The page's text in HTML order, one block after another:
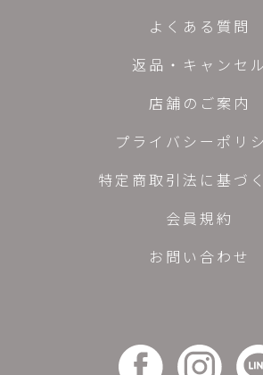
よくある質問
返品・キャンセル
店舗のご案内
プライバシーポリ
特定商取引法に基づ
会員規約
お問い合わせ